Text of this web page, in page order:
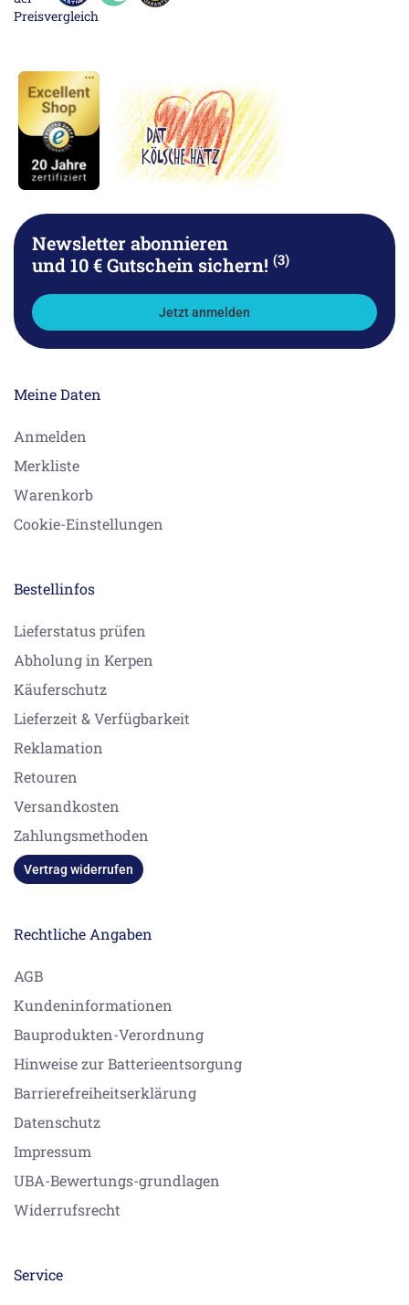
Newsletter abonnieren
und 10 € Gutschein sichern! (3)
Jetzt anmelden
Meine Daten
Anmelden
Merkliste
Warenkorb
Cookie-Einstellungen
Bestellinfos
Lieferstatus prüfen
Abholung in Kerpen
Käuferschutz
Lieferzeit & Verfügbarkeit
Reklamation
Retouren
Versandkosten
Zahlungsmethoden
Vertrag widerrufen
Rechtliche Angaben
AGB
Kundeninformationen
Bauprodukten-Verordnung
Hinweise zur Batterieentsorgung
Barrierefreiheitserklärung
Datenschutz
Impressum
UBA-Bewertungs-grundlagen
Widerrufsrecht
Service